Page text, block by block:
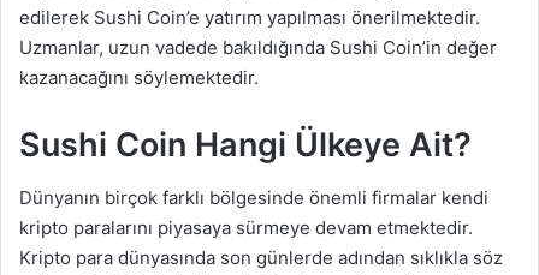
edilerek Sushi Coin’e yatırım yapılması önerilmektedir.
Uzmanlar, uzun vadede bakıldığında Sushi Coin’in değer
kazanacağını söylemektedir.
Sushi Coin Hangi Ülkeye Ait?
Dünyanın birçok farklı bölgesinde önemli firmalar kendi
kripto paralarını piyasaya sürmeye devam etmektedir.
Kripto para dünyasında son günlerde adından sıklıkla söz